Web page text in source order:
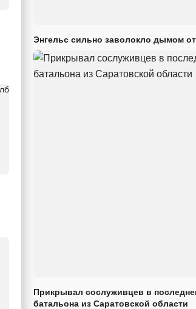
Энгельс сильно заволокло дымом
Прикрывал сослуживцев в
батальона из Саратовской области